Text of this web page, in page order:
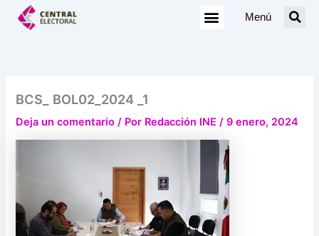
Menú
BCS_ BOL02_2024 _1
Deja un comentario / Por Redacción INE/9 enero, 2024